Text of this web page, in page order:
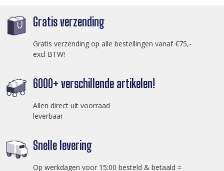
Gratis verzending
Gratis verzending op alle bestellingen vanaf €75,-
excl BTW!
6000+ verschillende artikelen!
Allen direct uit voorraad
leverbaar
Snelle levering
Op werkdagen voor 15:00 besteld & betaald =